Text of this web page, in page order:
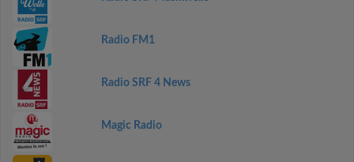
Radio FM1
Radio SRF 4 News
Magic Radio